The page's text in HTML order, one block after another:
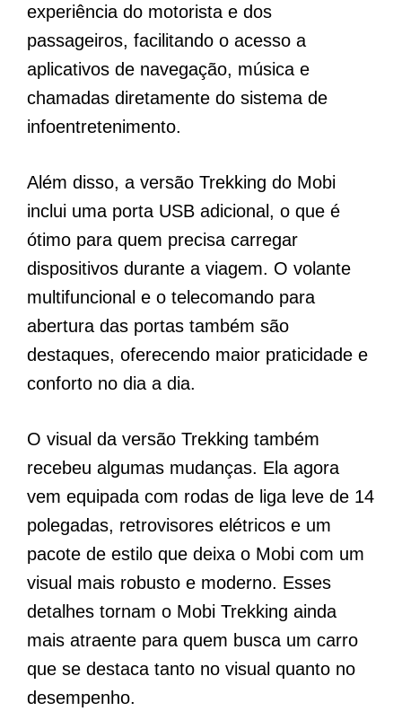
experiência do motorista e dos
passageiros, facilitando o acesso a
aplicativos de navegação, música e
chamadas diretamente do sistema de
infoentretenimento.
Além disso, a versão Trekking do Mobi
inclui uma porta USB adicional, o que é
ótimo para quem precisa carregar
dispositivos durante a viagem. O volante
multifuncional e o telecomando para
abertura das portas também são
destaques, oferecendo maior praticidade e
conforto no dia a dia.
O visual da versão Trekking também
recebeu algumas mudanças. Ela agora
vem equipada com rodas de liga leve de 14
polegadas, retrovisores elétricos e um
pacote de estilo que deixa o Mobi com um
visual mais robusto e moderno. Esses
detalhes tornam o Mobi Trekking ainda
mais atraente para quem busca um carro
que se destaca tanto no visual quanto no
desempenho.